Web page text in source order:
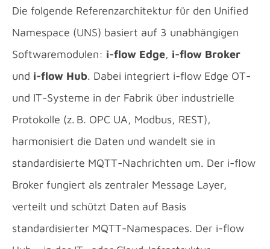
Die folgende Referenzarchitektur für den Unified
Namespace (UNS) basiert auf 3 unabhängigen
Softwaremodulen: i-flow Edge, i-flow Broker
und i-flow Hub. Dabei integriert i-flow Edge OT-
und IT-Systeme in der Fabrik über industrielle
Protokolle (z. B. OPC UA, Modbus, REST),
harmonisiert die Daten und wandelt sie in
standardisierte MQTT-Nachrichten um. Der i-flow
Broker fungiert als zentraler Message Layer,
verteilt und schützt Daten auf Basis
standardisierter MQTT-Namespaces. Der i-flow